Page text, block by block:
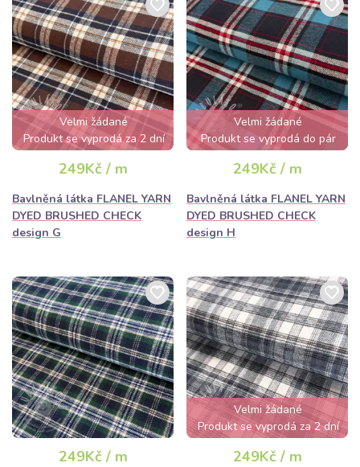
Velmi žádané
Produkt se vyprodá za 2 dní
249Kč / m
Bavlněná látka FLANEL YARN
DYED BRUSHED CHECK
design G
Velmi žádané
Produkt se vyprodá do pár
hodin
249Kč / m
Bavlněná látka FLANEL YARN
DYED BRUSHED CHECK
design H
249Kč / m
Velmi žádané
Produkt se vyprodá za 2 dní
249Kč / m